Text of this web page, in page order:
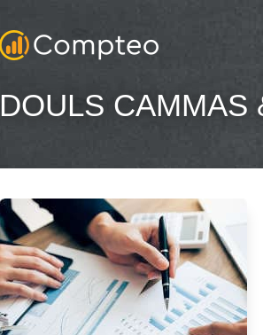
DOULS CAMMAS